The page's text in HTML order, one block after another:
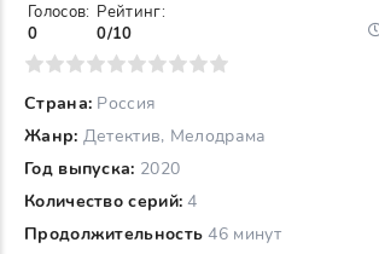
Страна: Россия
Жанр: Детектив, Мелодрама
Год выпуска: 2020
Количество серий: 4
Продолжительность 46 минут
Голосов:
0
Рейтинг:
0/10
7 8 9 10